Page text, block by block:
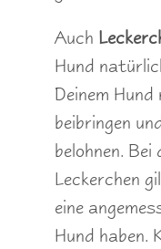
Auch
Hund
Deinem
beibringen
belohnen.
Leckerchen
eine
Hund haben.